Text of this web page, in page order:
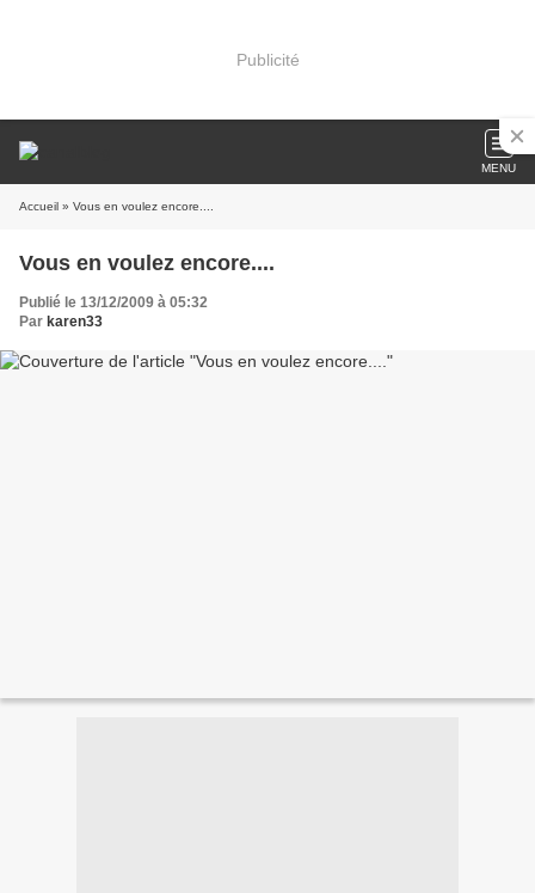
Publicité
MENU
Accueil » Vous en voulez encore....
Vous en voulez encore....
Publié le 13/12/2009 à 05:32
Par karen33